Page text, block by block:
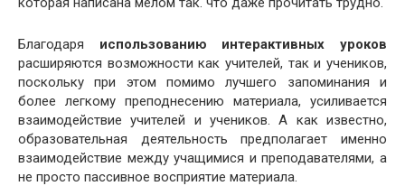
Благодаря использованию интерактивных уроков
расширяются возможности как учителей, так и учеников,
поскольку при этом помимо лучшего запоминания и
более легкому преподнесению материала, усиливается
взаимодействие учителей и учеников. А как известно,
образовательная деятельность предполагает именно
взаимодействие между учащимися и преподавателями, а
не просто пассивное восприятие материала.